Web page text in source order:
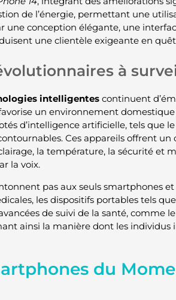
de l’énergie, permettant une
une conception élégante, une
une clientèle exigeante en
à
intelligentescontinuent
un environnement
d’intelligence artificielle, tels que le
Ces appareils offrent
la température, la sécurité et
la voix.
pas aux seuls smartphones
les dispositifs portables tels
de suivi de la santé, comme
ainsi la manière dont les individus
du